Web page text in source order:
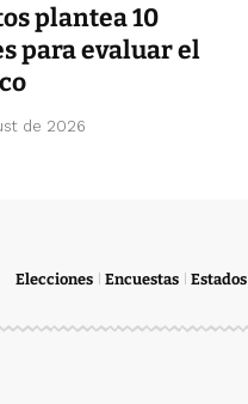
plantea 10
para evaluar el
de 2026
Elecciones Encuestas Estados